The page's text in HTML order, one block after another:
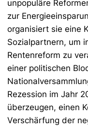
unpopuläre
zur
organisiert sie eine
Sozialpartnern, um
Rentenreform zu
einer politischen
Rezession im Jahr
überzeugen, einen
Verschärfung der